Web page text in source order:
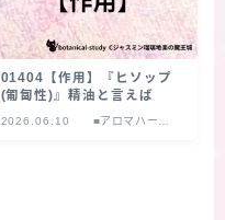
01404【作用】『ヒソップ
(匍匐性)』精油と言えば
2026.06.10
■アロマハーブ